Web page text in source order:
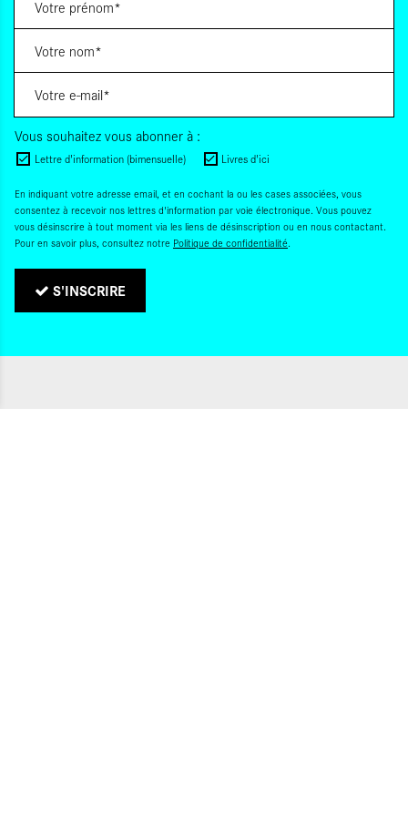
Vous souhaitez vous abonner à :
Lettre d'information (bimensuelle) Livres d'ici
En indiquant votre adresse email, et en cochant la ou les cases associées, vous
consentez à recevoir nos lettres d'information par voie électronique. Vous pouvez
vous désinscrire à tout moment via les liens de désinscription ou en nous contactant.
Pour en savoir plus, consultez notre Politique de confidentialité.
S'INSCRIRE